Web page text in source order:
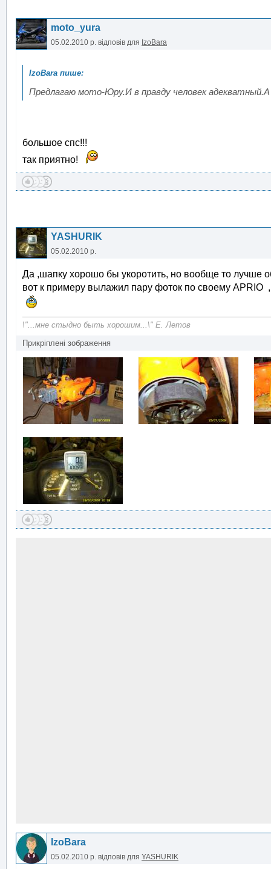
moto_yura
05.02.2010 р. відповів для IzoBara
Предлагаю мото-Юру.И в правду человек
большое спс!!!
так приятно!
YASHURIK
05.02.2010 р.
Да ,шапку хорошо бы укоротить, но вообще то лучше
вот к примеру вылажил пару фоток по своему
\"...мне стыдно быть хорошим...\" Е. Летов
Прикріплені зображення
IzoBara
05.02.2010 р. відповів для YASHURIK